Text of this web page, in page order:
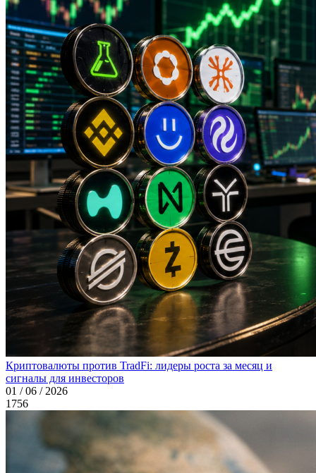
Криптовалюты против TradFi: лидеры роста за месяц и
сигналы для инвесторов
01 / 06 / 2026
1756